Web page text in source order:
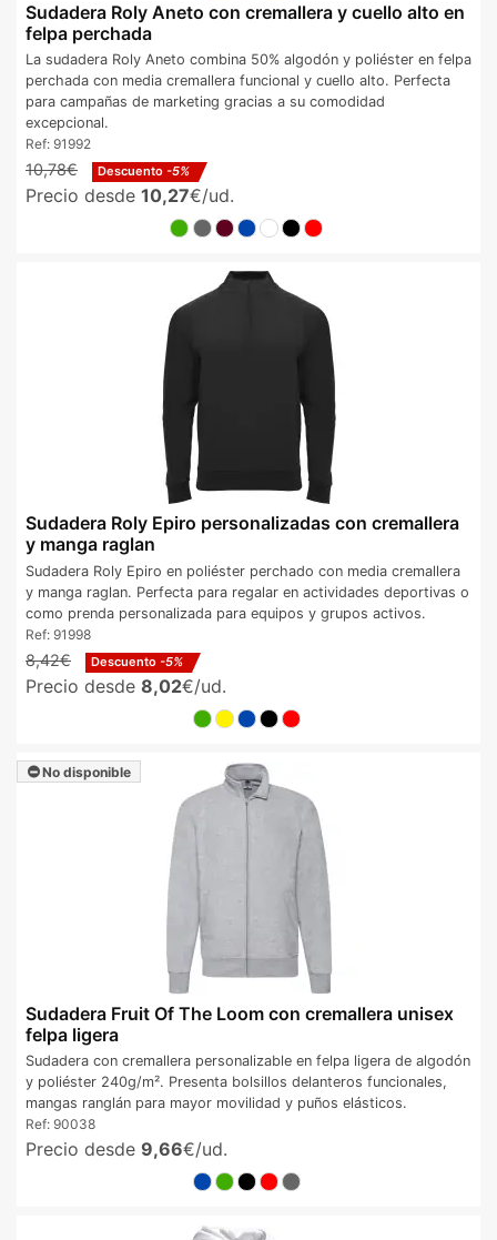
Sudadera Roly Aneto con cremallera y cuello alto en
felpa perchada
La sudadera Roly Aneto combina 50% algodón y poliéster en felpa
perchada con media cremallera funcional y cuello alto. Perfecta
para campañas de marketing gracias a su comodidad
excepcional.
Ref: 91992
10,78€ Descuento -5%
Precio desde 10,27€/ud.
Sudadera Roly Epiro personalizadas con cremallera
y manga raglan
Sudadera Roly Epiro en poliéster perchado con media cremallera
y manga raglan. Perfecta para regalar en actividades deportivas o
como prenda personalizada para equipos y grupos activos.
Ref: 91998
8,42€ Descuento -5%
Precio desde 8,02€/ud.
No disponible
Sudadera Fruit Of The Loom con cremallera unisex
felpa ligera
Sudadera con cremallera personalizable en felpa ligera de algodón
y poliéster 240g/m². Presenta bolsillos delanteros funcionales,
mangas ranglán para mayor movilidad y puños elásticos.
Ref: 90038
Precio desde 9,66€/ud.